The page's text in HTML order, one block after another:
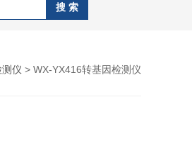
仪 > WX-YX416转基因检测仪